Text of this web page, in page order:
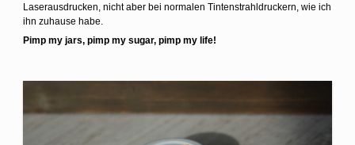
Laserausdrucken, nicht aber bei normalen Tintenstrahldruckern, wie ich
ihn zuhause habe.
Pimp my jars, pimp my sugar, pimp my life!